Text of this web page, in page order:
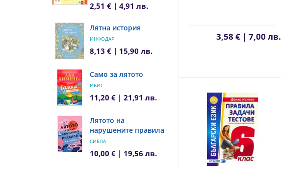
2,51 € | 4,91 лв.
Лятна история
ИНФОДАР
8,13 € | 15,90 лв.
Само за лятото
ИБИС
11,20 € | 21,91 лв.
Лятото на
нарушените правила
СИЕЛА
10,00 € | 19,56 лв.
3,58 € | 7,00 лв.